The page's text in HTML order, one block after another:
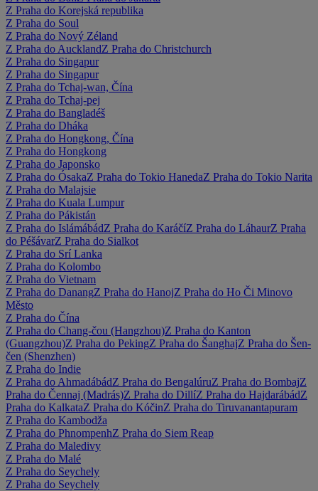
Z Praha do Korejská republika
Z Praha do Soul
Z Praha do Nový Zéland
Z Praha do AucklandZ Praha do Christchurch
Z Praha do Singapur
Z Praha do Singapur
Z Praha do Tchaj-wan, Čína
Z Praha do Tchaj-pej
Z Praha do Bangladéš
Z Praha do Dháka
Z Praha do Hongkong, Čína
Z Praha do Hongkong
Z Praha do Japonsko
Z Praha do ÓsakaZ Praha do Tokio HanedaZ Praha do Tokio Narita
Z Praha do Malajsie
Z Praha do Kuala Lumpur
Z Praha do Pákistán
Z Praha do IslámábádZ Praha do KaráčíZ Praha do LáhaurZ Praha
do PéšávarZ Praha do Sialkot
Z Praha do Srí Lanka
Z Praha do Kolombo
Z Praha do Vietnam
Z Praha do DanangZ Praha do HanojZ Praha do Ho Či Minovo
Město
Z Praha do Čína
Z Praha do Chang-čou (Hangzhou)Z Praha do Kanton
(Guangzhou)Z Praha do PekingZ Praha do ŠanghajZ Praha do Šen-
čen (Shenzhen)
Z Praha do Indie
Z Praha do AhmadábádZ Praha do BengalúruZ Praha do BombajZ
Praha do Čennaj (Madrás)Z Praha do DillíZ Praha do HajdarábádZ
Praha do KalkataZ Praha do KóčinZ Praha do Tiruvanantapuram
Z Praha do Kambodža
Z Praha do PhnompenhZ Praha do Siem Reap
Z Praha do Maledivy
Z Praha do Malé
Z Praha do Seychely
Z Praha do Seychely